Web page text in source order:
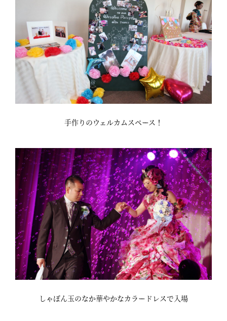
手作りのウェルカムスペース！
しゃぼん玉のなか華やかなカラードレスで入場